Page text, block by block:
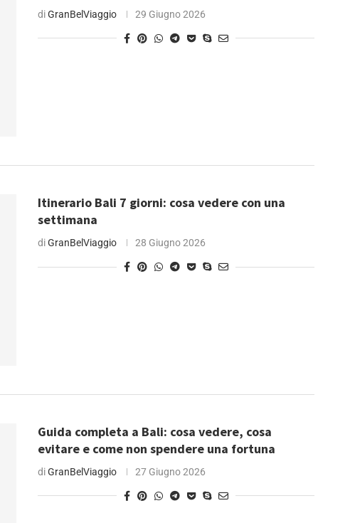
diGranBelViaggio 29 Giugno 2026
Itinerario Bali 7 giorni: cosa vedere con una
settimana
diGranBelViaggio 28 Giugno 2026
Guida completa a Bali: cosa vedere, cosa
evitare e come non spendere una fortuna
diGranBelViaggio 27 Giugno 2026